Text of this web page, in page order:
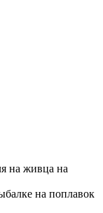
на живца на
на поплавок